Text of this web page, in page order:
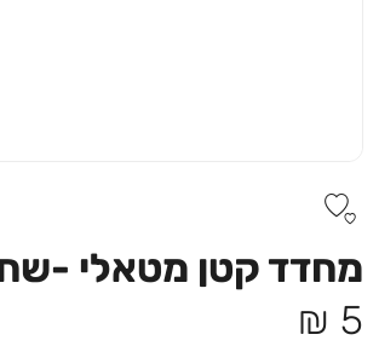
מחדד קטן מטאלי -
מחיר
5 ₪